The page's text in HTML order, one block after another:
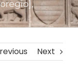
Next